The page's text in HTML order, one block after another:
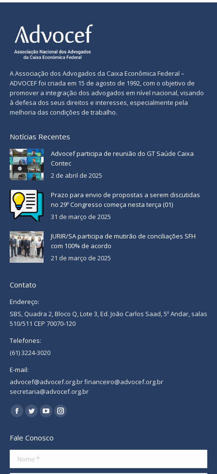
A Associação dos Advogados da Caixa Econômica Federal –
ADVOCEF foi criada em 15 de agosto de 1992, com o objetivo de
promover a integração dos advogados em nível nacional, visando
à defesa dos seus direitos e interesses, especialmente pela
melhoria das condições de trabalho.
Notícias Recentes
Advocef participa de reunião do GT Saúde Caixa
Contec
2 de abril de 2025
Prazo para envio de propostas a serem discutidas
no 29º Congresso começa nesta terça (01)
31 de março de 2025
JURIR/SA participa de mutirão de conciliações SFH
com 100% de acordo
21 de março de 2025
Contato
Endereço:
SBS, Quadra 2, Bloco Q, Lote 3, Ed. João Carlos Saad, 5º Andar, salas
510/511 CEP 70070-120
Telefones:
(61) 3224-3020
E-mail:
advocef@advocef.org.br financeiro@advocef.org.br
secretaria@advocef.org.br
Encontre-nos em:
Facebook
opens
new
Twitter
opens
new
YouTube
opens
new
Instagram
new
Fale Conosco